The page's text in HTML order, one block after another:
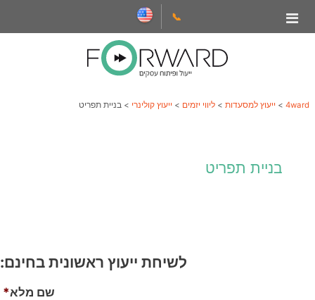
לתוכן
📞
4ward
> ייעוץ למסעדות > ליווי יזמים > ייעוץ קולינרי > בניית תפריט
בניית תפריט
לשיחת ייעוץ ראשונית בחינם:
שם מלא*